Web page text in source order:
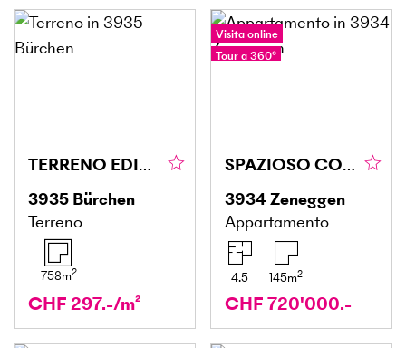
TERRENO EDIFICABILE SOLEGGIATO
3935 Bürchen
Terreno
758m2
CHF 297.-/m²
Visita online
Tour a 360°
SPAZIOSO CON VISTA SULLE MONTAGNE
3934Zeneggen
Appartamento
4.5 145m2
CHF 720'000.-